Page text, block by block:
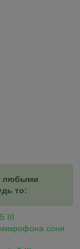
любыми
то:
III
сони